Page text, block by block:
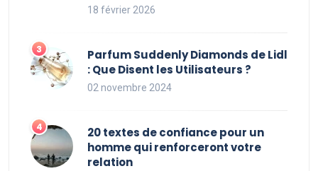
18 février 2026
Parfum Suddenly Diamonds de Lidl
: Que Disent les Utilisateurs ?
02 novembre 2024
20 textes de confiance pour un
homme qui renforceront votre
relation